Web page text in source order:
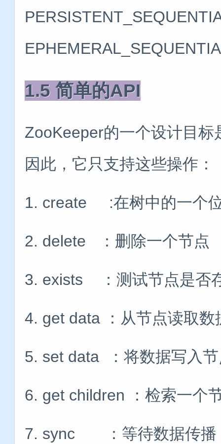
1.5 简单的API
ZooKeeper的一个设计目
因此，它只支持这些操作：
1. create :在树中的一个
2. delete ：删除一个节点
3. exists ：测试节点是否
4. get data ：从节点读取数
5. set data ：将数据写入
6. get children ：检索一个
7. sync ：等待数据传播